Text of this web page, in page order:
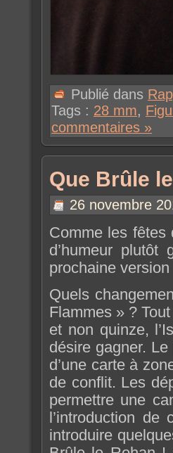
Publié dans
Tags : 28 mm,
commentaires »
Que Brûle
26 novembre
Comme les fêtes
d’humeur
prochaine
Quels
Flammes » ?
et non quinze,
désire gagner.
d’une carte à
de conflit. Les
permettre une
l’introduction
introduire